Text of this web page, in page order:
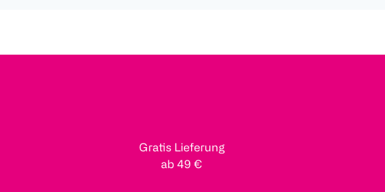
Gratis Lieferung
ab 49 €